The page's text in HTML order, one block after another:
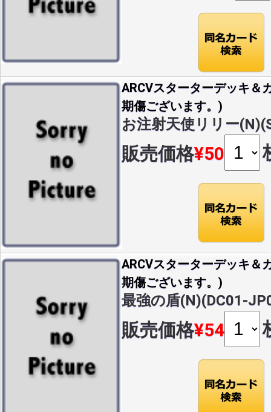
ARCVスターターデッキ＆
期傷ございます。)
お注射天使リリー
販売価格¥50
ARCVスターターデッキ＆
期傷ございます。)
最強の盾(N)(DC01-
販売価格¥54